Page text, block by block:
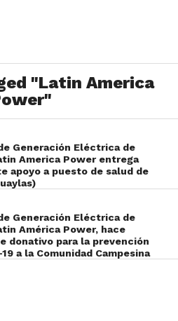
"Latin America
Generación Eléctrica de
America Power entrega
apoyo a puesto de salud de
Generación Eléctrica de
América Power, hace
donativo para la prevención
a la Comunidad Campesina